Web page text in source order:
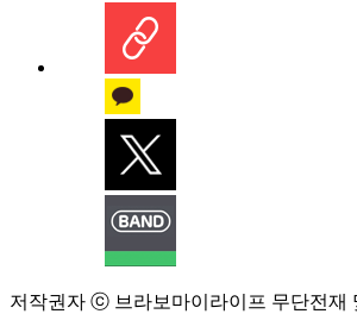
저작권자 ⓒ 브라보마이라이프 무단전재